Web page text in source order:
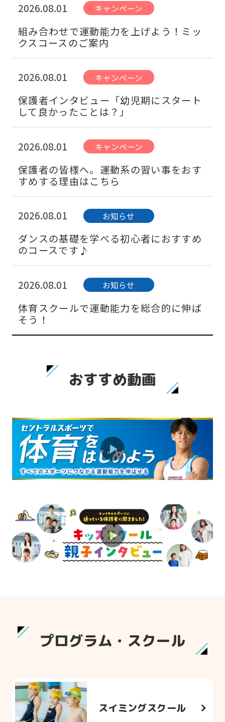
2026.08.01 キャンペーン
組み合わせで運動能力を上げよう！ミッ
クスコースのご案内
2026.08.01 キャンペーン
保護者インタビュー「幼児期にスタート
して良かったことは？」
2026.08.01 キャンペーン
保護者の皆様へ。運動系の習い事をおす
すめする理由はこちら
2026.08.01 お知らせ
ダンスの基礎を学べる初心者におすすめ
のコースです♪
2026.08.01 お知らせ
体育スクールで運動能力を総合的に伸ば
そう！
おすすめ動画
プログラム・スクール
スイミングスクール